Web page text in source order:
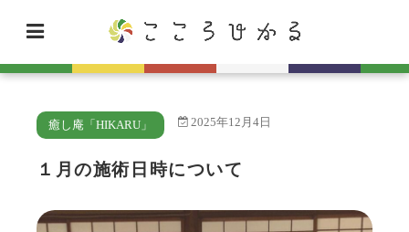
癒し庵「HIKARU」 2025年12月4日
１月の施術日時について